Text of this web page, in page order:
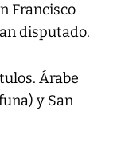
Francisco
disputado.
Árabe
y San